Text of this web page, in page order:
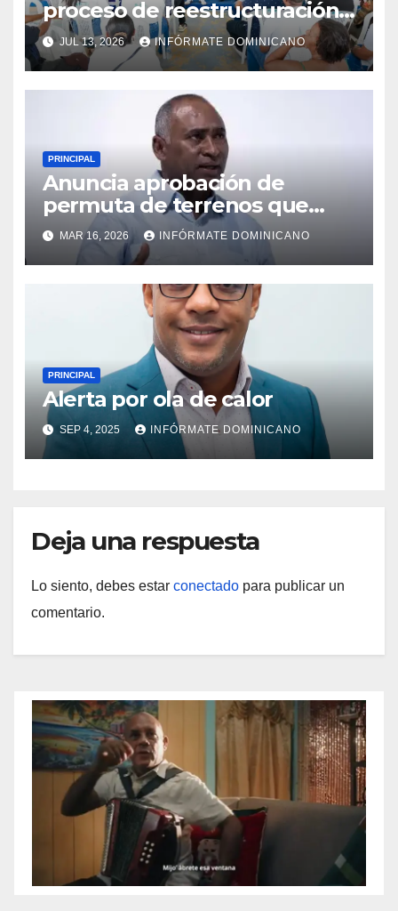
proceso de reestructuración y
fortalecimiento del PRM en
Monte Plata
JUL 13, 2026 INFÓRMATE DOMINICANO
PRINCIPAL
Anuncia aprobación de
permuta de terrenos que
garantiza títulos de
propiedad a familias de la
región Sur
MAR 16, 2026 INFÓRMATE DOMINICANO
PRINCIPAL
Alerta por ola de calor
SEP 4, 2025 INFÓRMATE DOMINICANO
Deja una respuesta
Lo siento, debes estar conectado para publicar un
comentario.